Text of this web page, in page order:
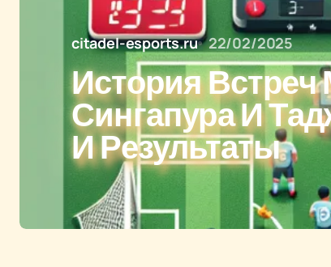
citadel-esports.ru 22/02/2025
История
Сингапура И
И Результаты